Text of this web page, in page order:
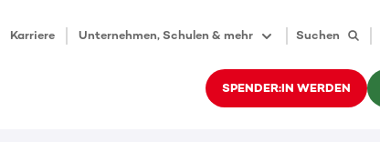
Karriere Unternehmen, Schulen & mehr Suchen
SPENDER:IN WERDEN